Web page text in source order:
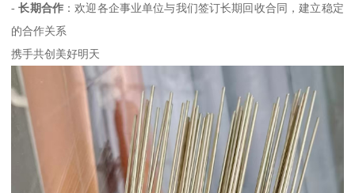
-长期合作 ：欢迎各企事业单位与我们签订长期回收合同，建立稳定
的合作关系
携手共创美好明天